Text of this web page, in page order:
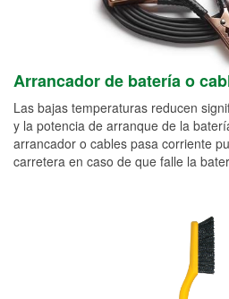
Arrancador de batería o
Las bajas temperaturas reducen
y la potencia de arranque de la
arrancador o cables pasa corriente
carretera en caso de que falle la